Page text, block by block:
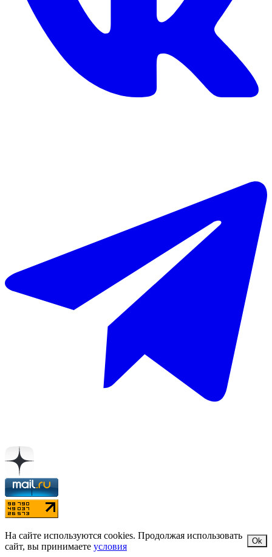
На сайте используются cookies. Продолжая использовать
сайт, вы принимаете условия Ok